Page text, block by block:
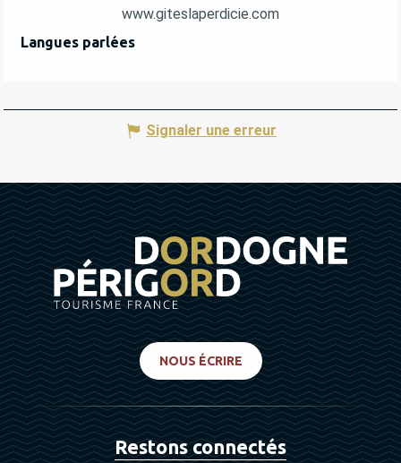
www.giteslaperdicie.com
Langues parlées
Langues parlées
Signaler une erreur
NOUS ÉCRIRE
Restons connectés